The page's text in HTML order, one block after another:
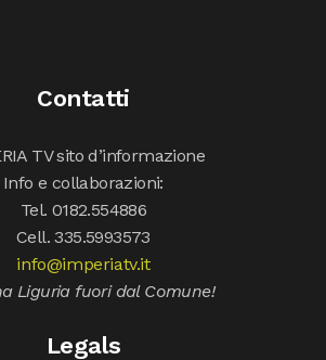
Contatti
TV sito d’informazione
Info e collaborazioni:
Tel. 0182.554886
Cell. 335.5993573
info@imperiatv.it
Liguria fuori dal Comune!
Legals